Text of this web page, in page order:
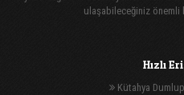
ulaşabileceğiniz önemli
Hızlı
Kütahya